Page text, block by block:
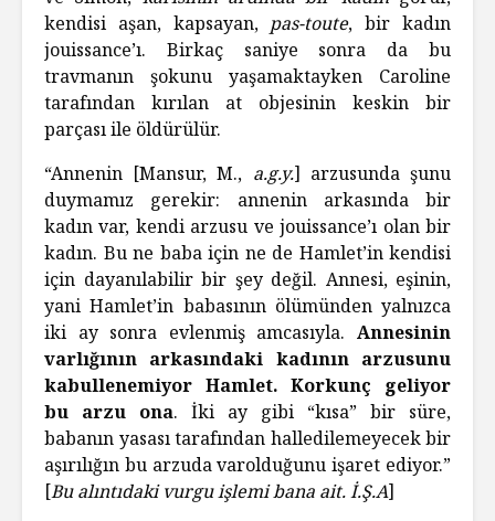
kendisi aşan, kapsayan, pas-toute, bir kadın
jouissance’ı. Birkaç saniye sonra da bu
travmanın şokunu yaşamaktayken Caroline
tarafından kırılan at objesinin keskin bir
parçası ile öldürülür.
“Annenin [Mansur, M., a.g.y.] arzusunda şunu
duymamız gerekir: annenin arkasında bir
kadın var, kendi arzusu ve jouissance’ı olan bir
kadın. Bu ne baba için ne de Hamlet’in kendisi
için dayanılabilir bir şey değil. Annesi, eşinin,
yani Hamlet’in babasının ölümünden yalnızca
iki ay sonra evlenmiş amcasıyla. Annesinin
varlığının arkasındaki kadının arzusunu
kabullenemiyor Hamlet. Korkunç geliyor
bu arzu ona. İki ay gibi “kısa” bir süre,
babanın yasası tarafından halledilemeyecek bir
aşırılığın bu arzuda varolduğunu işaret ediyor.”
[Bu alıntıdaki vurgu işlemi bana ait. İ.Ş.A]